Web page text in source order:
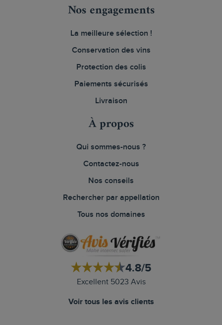
Nos engagements
La meilleure sélection !
Conservation des vins
Protection des colis
Paiements sécurisés
Livraison
À propos
Qui sommes-nous ?
Contactez-nous
Nos conseils
Rechercher par appellation
Tous nos domaines
4.8/5
Excellent 5023 Avis
Voir tous les avis clients